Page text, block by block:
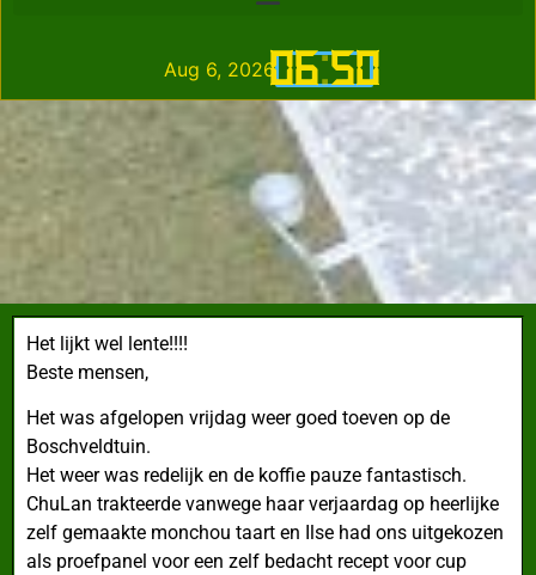
06:50
Aug 6, 2026
Het lijkt wel lente!!!!
Beste mensen,
Het was afgelopen vrijdag weer goed toeven op de
Boschveldtuin.
Het weer was redelijk en de koffie pauze fantastisch.
ChuLan trakteerde vanwege haar verjaardag op heerlijke
zelf gemaakte monchou taart en Ilse had ons uitgekozen
als proefpanel voor een zelf bedacht recept voor cup